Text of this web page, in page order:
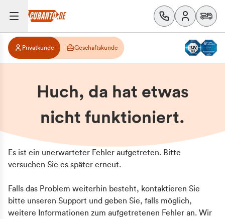
Privatkunde Geschäftskunde
Huch, da hat etwas
nicht funktioniert.
Es ist ein unerwarteter Fehler aufgetreten. Bitte
versuchen Sie es später erneut.
Falls das Problem weiterhin besteht, kontaktieren Sie
bitte unseren Support und geben Sie, falls möglich,
weitere Informationen zum aufgetretenen Fehler an. Wir